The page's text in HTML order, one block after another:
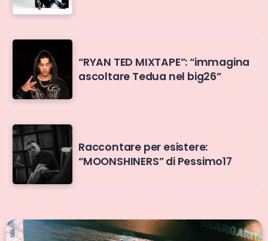
“RYAN TED MIXTAPE”: “immagina
ascoltare Tedua nel big26”
Raccontare per esistere:
“MOONSHINERS” di Pessimo17